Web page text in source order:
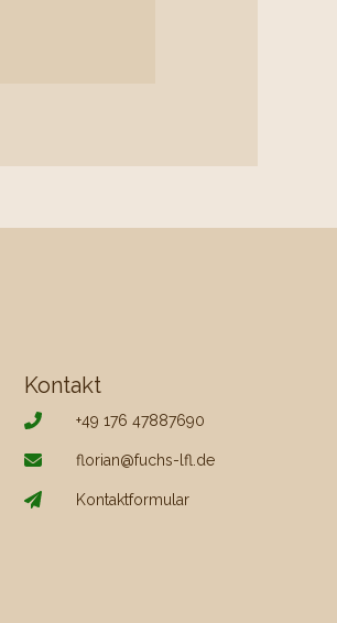
Kontakt
+49 176 47887690
florian@fuchs-lfl.de
Kontaktformular